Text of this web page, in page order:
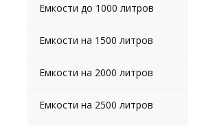
Емкости до 1000 литров
Емкости на 1500 литров
Емкости на 2000 литров
Емкости на 2500 литров